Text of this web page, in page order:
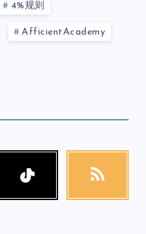
4%规则
AfficientAcademy